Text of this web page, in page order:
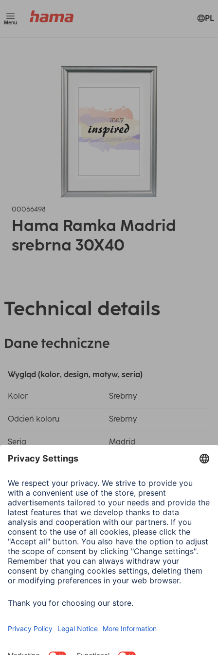
Menu PL
00066498
Hama Ramka Madrid
srebrna 30X40
Technical details
Dane techniczne
Wygląd (kolor, design, motyw, seria)
Kolor Srebrny
Odcień koloru Srebrny
Seria Madrid
Właściwości fizyczne
Materiał Materiał syntetyczny
Typ ramki Plastic frame
Typ szkła Refleks
Załącznik Heavy-duty Hanger